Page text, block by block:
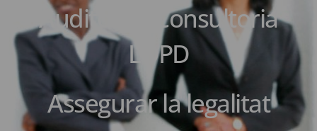
Auditoria i Consultoria
LOPD
Assegurar la legalitat